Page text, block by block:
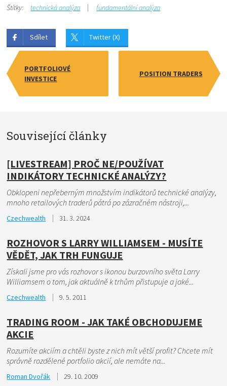
Štítky: technická analýza fundamentální analýza
Sdílet Twitter (X)
PORTFOLIOVÉ
INVESTICE
POSITION TRADERS
Související články
[LIVESTREAM] PROČ NE/POUŽÍVAT
INDIKÁTORY TECHNICKÉ ANALÝZY?
Obklopeni nepřeberným množstvím indikátorů technické analýzy,
mnoho retailových traderů pátrá po zázračném nástroji,...
Czechwealth 31. 3. 2024
ROZHOVOR S LARRY WILLIAMSEM - MUSÍTE
VĚDĚT, JAK TRH FUNGUJE
Získali jsme pro vás rozhovor s ikonou burzovního světa Larry
Williamsem o tom, jak aktuálně k trhům přistupuje a jaké...
Czechwealth 9. 5. 2011
TRADING ROOM - JAK TAKÉ OBCHODUJEME
AKCIE
Rozumíte akciím a chtěli byste z nich mít větší profit? Chcete mít
správně rozdělené portfolio akcií, ale nemáte na...
Roman Dvořák 29. 10. 2009